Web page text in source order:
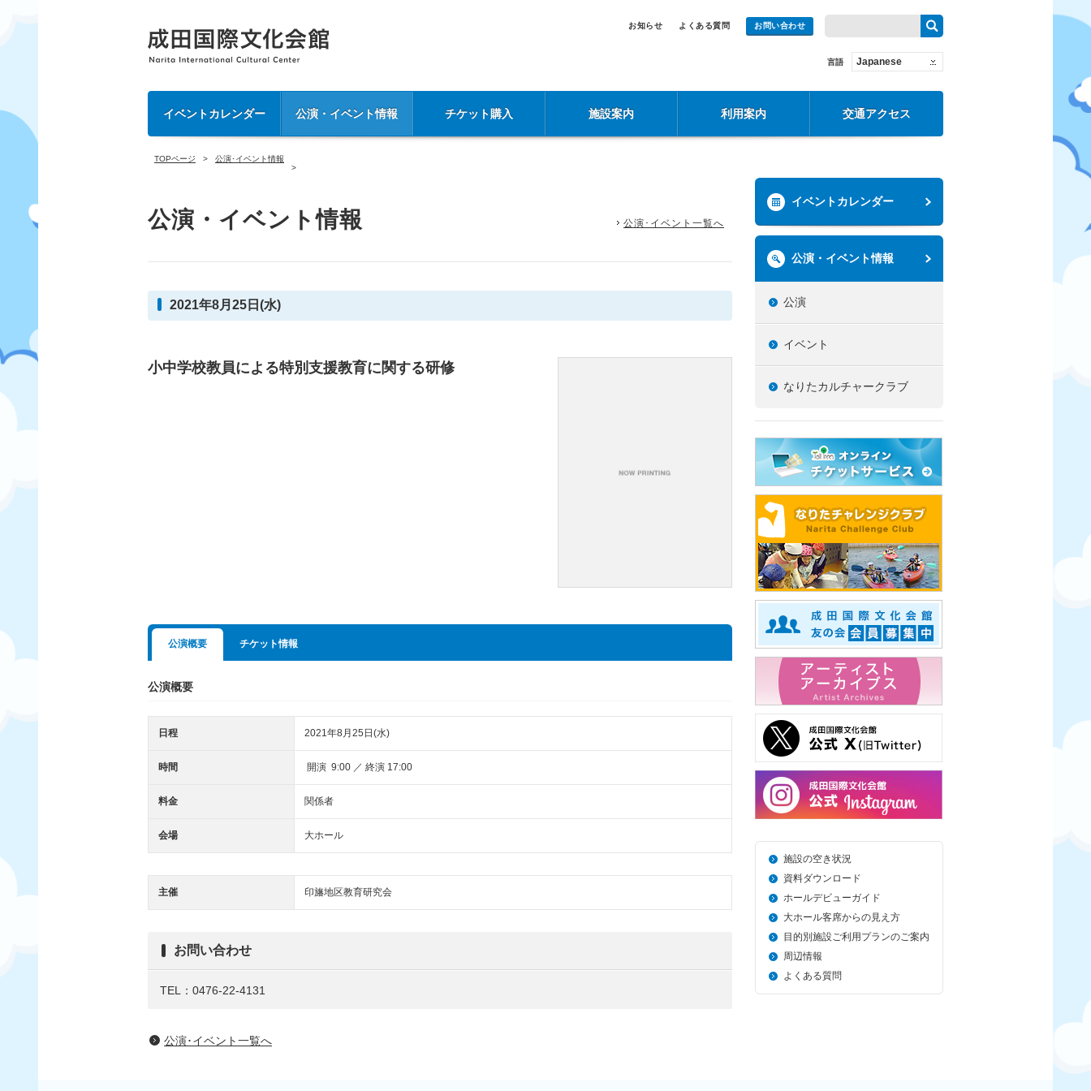
お知らせ よくある質問 お問い合わせ
言語 Japanese
イベントカレンダー 公演・イベント情報 チケット購入 施設案内 利用案内 交通アクセス
TOPページ 公演･イベント情報
公演・イベント情報 公演･イベント一覧へ
2021年8月25日(水)
小中学校教員による特別支援教育に関する研修
公演概要 チケット情報
公演概要
日程 2021年8月25日(水)
時間 開演 9:00 ／ 終演 17:00
料金 関係者
会場 大ホール
主催 印旛地区教育研究会
お問い合わせ
TEL：0476-22-4131
公演･イベント一覧へ
イベントカレンダー
公演・イベント情報
公演
イベント
なりたカルチャークラブ
施設の空き状況
資料ダウンロード
ホールデビューガイド
大ホール客席からの見え方
目的別施設ご利用プランのご案内
周辺情報
よくある質問